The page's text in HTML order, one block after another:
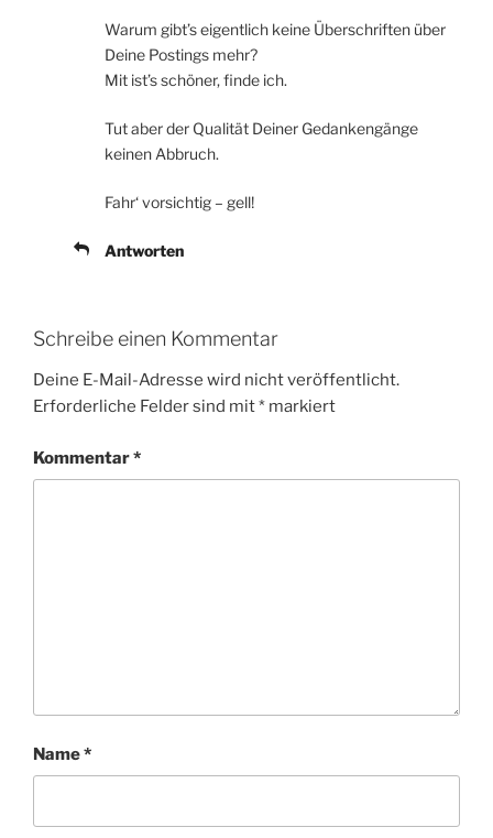
Warum gibt’s eigentlich keine Überschriften über
Deine Postings mehr?
Mit ist’s schöner, finde ich.
Tut aber der Qualität Deiner Gedankengänge
keinen Abbruch.
Fahr‘ vorsichtig – gell!
Antworten
Schreibe einen Kommentar
Deine E-Mail-Adresse wird nicht veröffentlicht.
Erforderliche Felder sind mit* markiert
Kommentar*
Name*